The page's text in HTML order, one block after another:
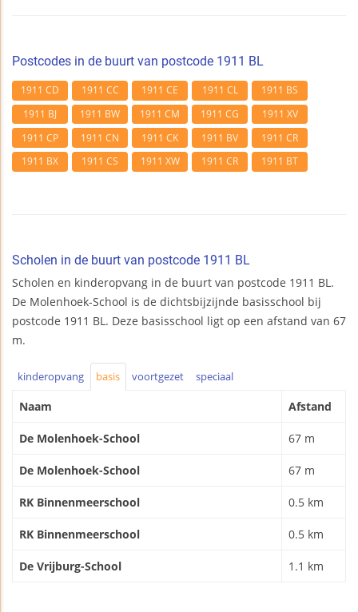
Postcodes in de buurt van postcode 1911 BL
1911 CD 1911 CC 1911 CE 1911 CL
1911 BS
1911 BJ
1911 BW 1911 CM 1911 CG
1911 XV
1911 CP
1911 CN 1911 CK 1911 BV
1911 CR
1911 BX
1911 CS 1911 XW 1911 CR 1911 BT
Scholen in de buurt van postcode 1911 BL
Scholen en kinderopvang in de buurt van postcode 1911 BL.
De Molenhoek-School is de dichtsbijzijnde basisschool bij
postcode 1911 BL. Deze basisschool ligt op een afstand van 67
m.
kinderopvang basis voortgezet speciaal
Naam Afstand
De Molenhoek-School 67 m
De Molenhoek-School 67 m
RK Binnenmeerschool 0.5 km
RK Binnenmeerschool 0.5 km
De Vrijburg-School 1.1 km